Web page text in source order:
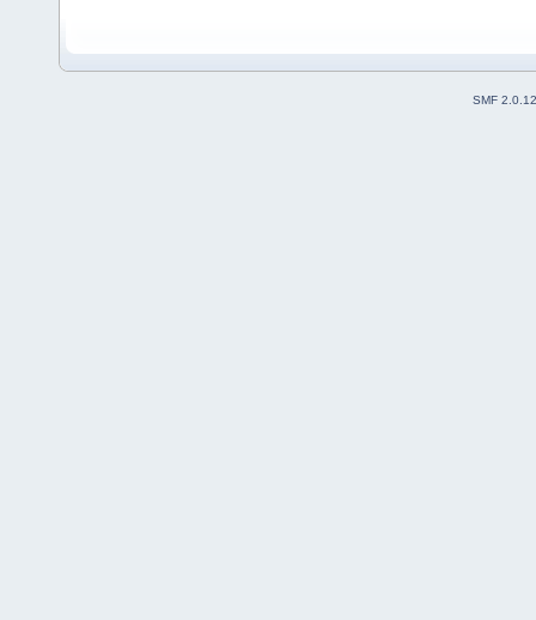
SMF 2.0.12